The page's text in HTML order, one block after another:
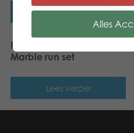
Lees verder
PicassoTiles 150pc
Marble run set
Lees verder
Alles